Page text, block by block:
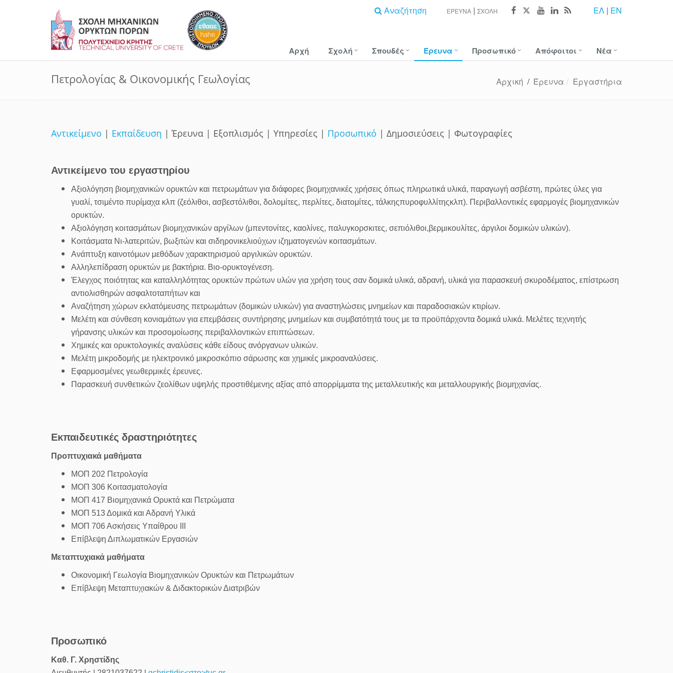
ΕΛ | EN
ΈΡΕΥΝΑ ΣΧΟΛΉ
Αναζήτηση
Αρχή Σχολή Σπουδές Έρευνα Προσωπικό Απόφοιτοι Νέα
Πετρολογίας & Οικονοµικής Γεωλογίας Αρχική / Έρευνα Εργαστήρια
Αντικείμενο | Εκπαίδευση | Έρευνα | Εξοπλισμός | Υπηρεσίες | Προσωπικό | Δημοσιεύσεις | Φωτογραφίες
Αντικείμενο του εργαστηρίου
Αξιολόγηση βιομηχανικών ορυκτών και πετρωμάτων για διάφορες βιομηχανικές χρήσεις όπως πληρωτικά υλικά, παραγωγή ασβέστη, πρώτες ύλες για
γυαλί, τσιμέντο πυρίμαχα κλπ (ζεόλιθοι, ασβεστόλιθοι, δολομίτες, περλίτες, διατομίτες, τάλκηςπυροφυλλίτηςκλπ). Περιβαλλοντικές εφαρμογές βιομηχανικών
ορυκτών.
Αξιολόγηση κοιτασμάτων βιομηχανικών αργίλων (μπεντονίτες, καολίνες, παλυγκορσκιτες, σεπιόλιθοι,βερμικουλίτες, άργιλοι δομικών υλικών).
Κοιτάσματα Νι-λατεριτών, βωξιτών και σιδηρονικελιούχων ιζηματογενών κοιτασμάτων.
Ανάπτυξη καινοτόμων μεθόδων χαρακτηρισμού αργιλικών ορυκτών.
Αλληλεπίδραση ορυκτών με βακτήρια. Βιο-ορυκτογένεση.
Έλεγχος ποιότητας και καταλληλότητας ορυκτών πρώτων υλών για χρήση τους σαν δομικά υλικά, αδρανή, υλικά για παρασκευή σκυροδέματος, επίστρωση
αντιολισθηρών ασφαλτοταπήτων και
Αναζήτηση χώρων εκλατόμευσης πετρωμάτων (δομικών υλικών) για αναστηλώσεις μνημείων και παραδοσιακών κτιρίων.
Μελέτη και σύνθεση κονιαμάτων για επεμβάσεις συντήρησης μνημείων και συμβατότητά τους με τα προϋπάρχοντα δομικά υλικά. Μελέτες τεχνητής
γήρανσης υλικών και προσομοίωσης περιβαλλοντικών επιπτώσεων.
Χημικές και ορυκτολογικές αναλύσεις κάθε είδους ανόργανων υλικών.
Μελέτη μικροδομής με ηλεκτρονικό μικροσκόπιο σάρωσης και χημικές μικροαναλύσεις.
Εφαρμοσμένες γεωθερμικές έρευνες.
Παρασκευή συνθετικών ζεολίθων υψηλής προστιθέμενης αξίας από απορρίμματα της μεταλλευτικής και μεταλλουργικής βιομηχανίας.
Εκπαιδευτικές δραστηριότητες
Προπτυχιακά μαθήματα
ΜΟΠ 202 Πετρολογία
ΜΟΠ 306 Κοιτασματολογία
ΜΟΠ 417 Βιομηχανικά Ορυκτά και Πετρώματα
ΜΟΠ 513 Δομικά και Αδρανή Υλικά
ΜΟΠ 706 Ασκήσεις Υπαίθρου ΙΙΙ
Επίβλεψη Διπλωματικών Εργασιών
Μεταπτυχιακά μαθήματα
Οικονομική Γεωλογία Βιομηχανικών Ορυκτών και Πετρωμάτων
Επίβλεψη Μεταπτυχιακών & Διδακτορικών Διατριβών
Προσωπικό
Καθ. Γ. Χρηστίδης